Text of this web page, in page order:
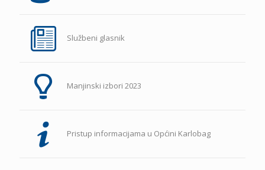
Službeni glasnik
Manjinski izbori 2023
Pristup informacijama u Općini Karlobag